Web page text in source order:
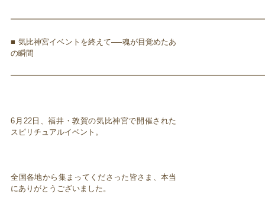
■ 気比神宮イベントを終えて──魂が目覚めたあ
の瞬間
6月22日、福井・敦賀の気比神宮で開催された
スピリチュアルイベント。
全国各地から集まってくださった皆さま、本当
にありがとうございました。